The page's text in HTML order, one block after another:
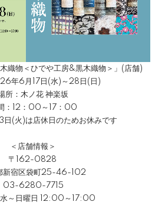
木織物＜ひでや工房&黒木織物＞」(店舗)
年6月17日(水)～28日(日)
所：木ノ花 神楽坂
：12：00～17：00
(火)は店休日のためお休みです
＜店舗情報＞
〒162-0828
新宿区袋町25-46-102
03-6280-7715
～日曜日 12:00～17:00